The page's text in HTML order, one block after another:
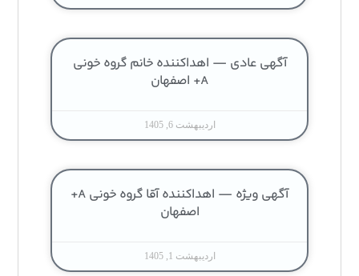
آگهی عادی — اهداکننده خانم گروه خونی
A+ اصفهان
اردیبهشت 6, 1405
آگهی ویژه — اهداکننده آقا گروه خونی A+
اصفهان
اردیبهشت 1, 1405